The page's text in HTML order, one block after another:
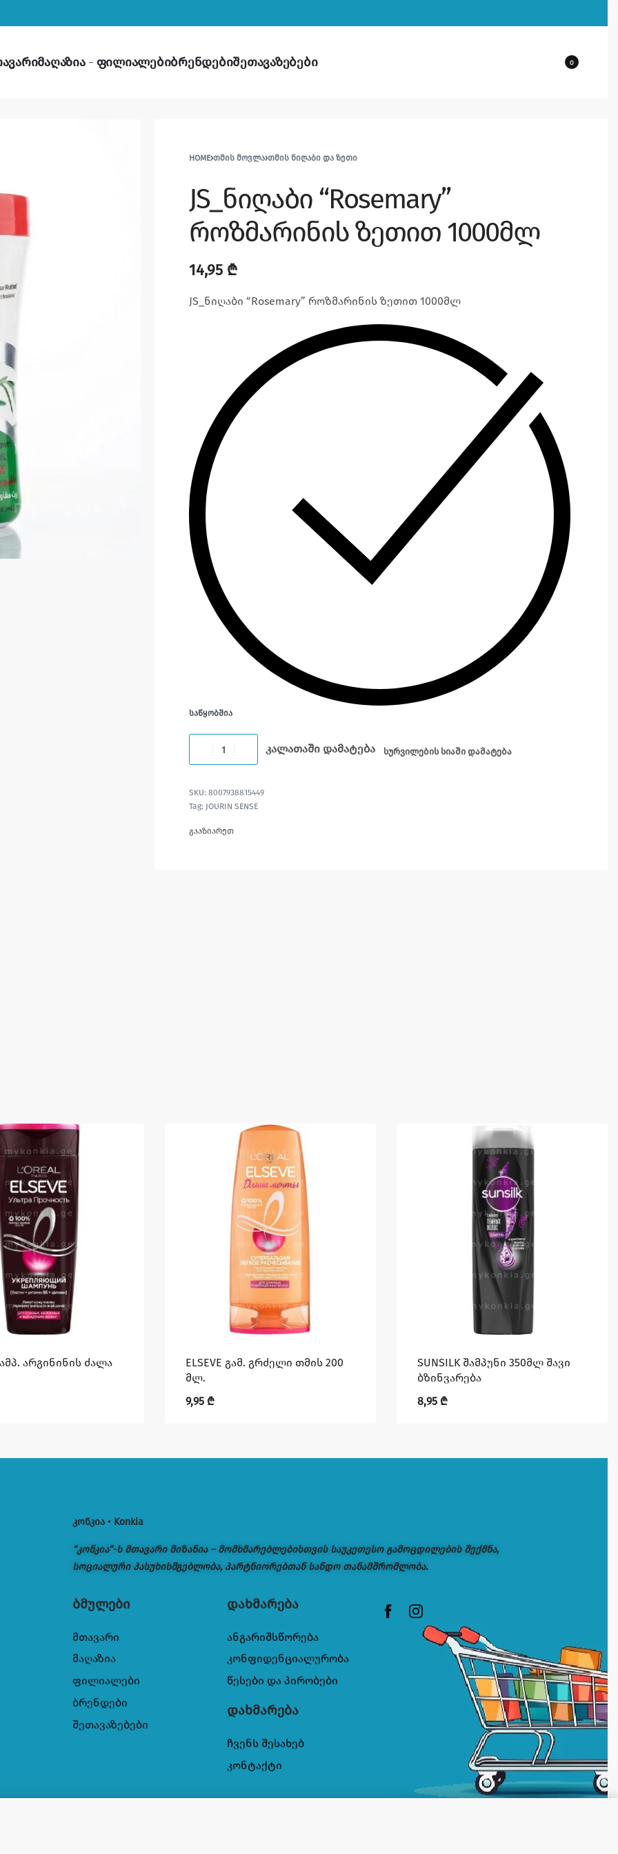
მაღაზია ფილიალებიბრენდებიშეთავაზებები 0
HOME›ᲗᲛᲘᲡ ᲛᲝᲕᲚᲐ›ᲗᲛᲘᲡ ᲜᲘᲦᲐᲑᲘ ᲓᲐ ᲖᲔᲗᲘ
JS_ნიღაბი “Rosemary”
როზმარინის ზეთით 1000მლ
14,95 ₾
JS_ნიღაბი “Rosemary” როზმარინის ზეთით 1000მლ
ᲡᲐᲬᲧᲝᲑᲨᲘᲐ
კალათაში დამატება სურვილების სიაში დამატება
8007938815449
Tag: JOURIN SENSE
გააზიარეთ
არგინინის ძალა
ELSEVE გამ. გრძელი თმის 200
მლ.
9,95 ₾
SUNSILK შამპუნი 350მლ შავი
ბზინვარება
8,95 ₾
კონკია • Konkia
“კონკია“-ს მთავარი მიზანია – მომხმარებლებისთვის საუკეთესო გამოცდილების შექმნა,
სოციალური პასუხისმგებლობა, პარტნიორებთან სანდო თანამშრომლობა.
ბმულები
მთავარი
მაღაზია
ფილიალები
ბრენდები
შეთავაზებები
დახმარება
ანგარიშსწორება
კონფიდენციალურობა
წესები და პირობები
დახმარება
ჩვენს შესახებ
კონტაქტი